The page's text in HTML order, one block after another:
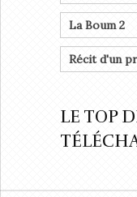
La Boum 2
Récit d'un
LE TOP